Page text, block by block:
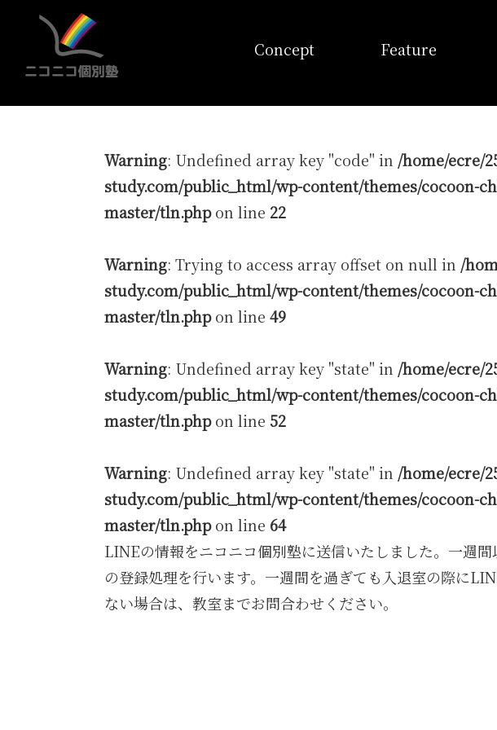
Concept
Feature
Warning: Undefined array key "code" in /home/ecre/
study.com/public_html/wp-content/themes/cocoon-
master/tln.phpon line 22
Warning: Trying to access array offset on null in /
study.com/public_html/wp-content/themes/cocoon-
master/tln.phpon line 49
Warning: Undefined array key "state" in /home/ecre/
study.com/public_html/wp-content/themes/cocoon-
master/tln.phpon line 52
Warning: Undefined array key "state" in /home/ecre/
study.com/public_html/wp-content/themes/cocoon-
master/tln.phpon line 64
LINEの情報をニコニコ個別塾に送信いたしました。一週間
の登録処理を行います。一週間を過ぎても入退室の際に
ない場合は、教室までお問合わせください。